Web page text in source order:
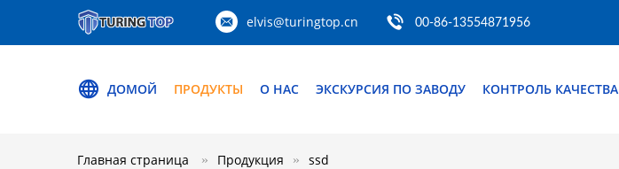
elvis@turingtop.cn 00-86-13554871956
ДОМОЙ ПРОДУКТЫ О НАС ЭКСКУРСИЯ ПО ЗАВОДУ КОНТРОЛЬ КАЧЕСТВА
Главная страница Продукция ssd